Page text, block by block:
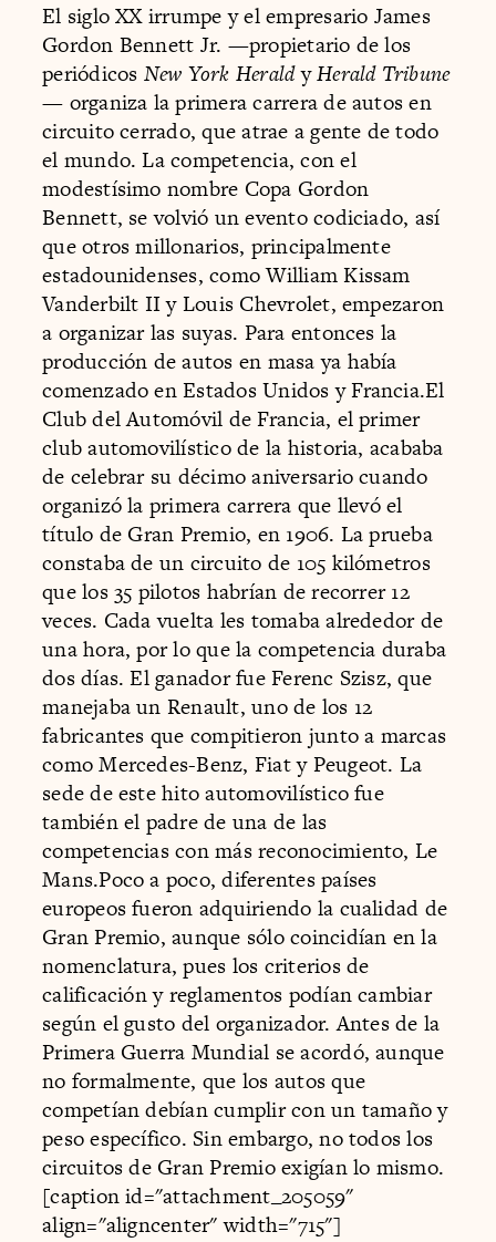
El siglo XX irrumpe y el empresario James
Gordon Bennett Jr. —propietario de los
periódicos New York HeraldyHerald Tribune
— organiza la primera carrera de autos en
circuito cerrado, que atrae a gente de todo
el mundo. La competencia, con el
modestísimo nombre Copa Gordon
Bennett, se volvió un evento codiciado, así
que otros millonarios, principalmente
estadounidenses, como William Kissam
Vanderbilt II y Louis Chevrolet, empezaron
a organizar las suyas. Para entonces la
producción de autos en masa ya había
comenzado en Estados Unidos y Francia.El
Club del Automóvil de Francia, el primer
club automovilístico de la historia, acababa
de celebrar su décimo aniversario cuando
organizó la primera carrera que llevó el
título de Gran Premio, en 1906. La prueba
constaba de un circuito de 105 kilómetros
que los 35 pilotos habrían de recorrer 12
veces. Cada vuelta les tomaba alrededor de
una hora, por lo que la competencia duraba
dos días. El ganador fue Ferenc Szisz, que
manejaba un Renault, uno de los 12
fabricantes que compitieron junto a marcas
como Mercedes-Benz, Fiat y Peugeot. La
sede de este hito automovilístico fue
también el padre de una de las
competencias con más reconocimiento, Le
Mans.Poco a poco, diferentes países
europeos fueron adquiriendo la cualidad de
Gran Premio, aunque sólo coincidían en la
nomenclatura, pues los criterios de
calificación y reglamentos podían cambiar
según el gusto del organizador. Antes de la
Primera Guerra Mundial se acordó, aunque
no formalmente, que los autos que
competían debían cumplir con un tamaño y
peso específico. Sin embargo, no todos los
circuitos de Gran Premio exigían lo mismo.
[caption id="attachment_205059"
align="aligncenter" width="715"]